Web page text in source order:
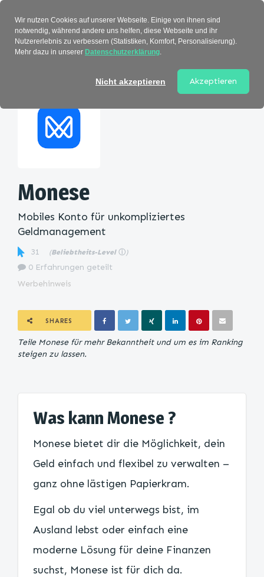
Monese
Mobiles Konto für unkompliziertes
Geldmanagement
31 (Beliebtheits-Level ⓘ )
0 Erfahrungen geteilt
Werbehinweis
SHARES
Teile Monese für mehr Bekanntheit und um es im Ranking
steigen zu lassen.
Was kann Monese ?
Monese bietet dir die Möglichkeit, dein
Geld einfach und flexibel zu verwalten –
ganz ohne lästigen Papierkram.
Egal ob du viel unterwegs bist, im
Ausland lebst oder einfach eine
moderne Lösung für deine Finanzen
suchst, Monese ist für dich da.
Wir nutzen Cookies auf unserer Webseite. Einige von ihnen sind
notwendig, während andere uns helfen, diese Webseite und ihr
Nutzererlebnis zu verbessern (Statistiken, Komfort, Personalisierung).
Mehr dazu in unserer Datenschutzerklärung.
Nicht akzeptieren Akzeptieren